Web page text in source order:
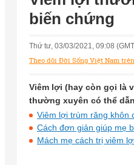
biến chứng
Thứ tư, 03/03/2021, 09:08
Theo dõi Đời Sống Việt Nam trên
Viêm lợi (hay còn gọi là
thường xuyên có thể
Viêm lợi trùm răng khôn
Cách đơn giản giúp mẹ
Mách mẹ cách trị viêm